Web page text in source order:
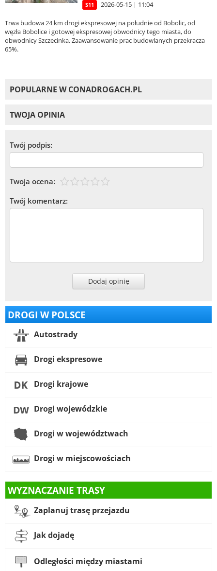
S11 2026-05-15 | 11:04
Trwa budowa 24 km drogi ekspresowej na południe od Bobolic, od
węzła Bobolice i gotowej ekspresowej obwodnicy tego miasta, do
obwodnicy Szczecinka. Zaawansowanie prac budowlanych przekracza
65%.
POPULARNE W CONADROGACH.PL
TWOJA OPINIA
Twój podpis:
Twoja ocena:
Twój komentarz:
Dodaj opinię
DROGI W POLSCE
Autostrady
Drogi ekspresowe
Drogi krajowe
Drogi wojewódzkie
Drogi w województwach
Drogi w miejscowościach
WYZNACZANIE TRASY
Zaplanuj trasę przejazdu
Jak dojadę
Odległości między miastami